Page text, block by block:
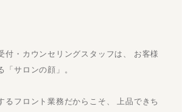
付・カウンセリングスタッフは、 お客様
「サロンの顔」。
るフロント業務だからこそ、 上品できち